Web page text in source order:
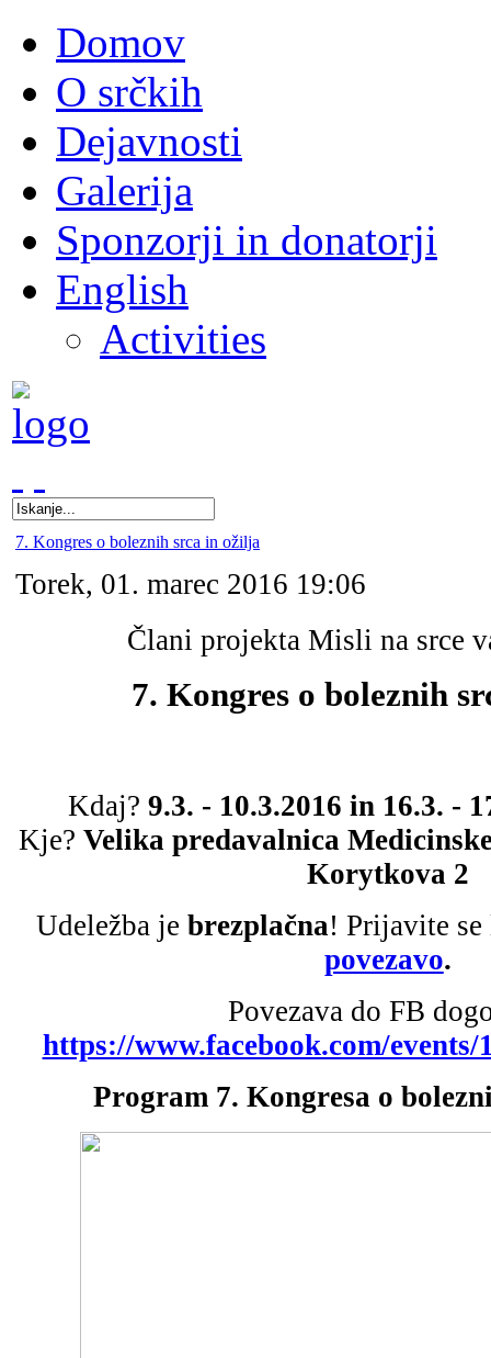
Domov
O srčkih
Dejavnosti
Galerija
Sponzorji in donatorji
English
Activities
7. Kongres o boleznih srca in ožilja
Torek, 01. marec 2016 19:06
Člani projekta Misli na srce
7. Kongres o boleznih
Kdaj? 9.3. - 10.3.2016 in 16.3. -
Kje? Velika predavalnica
Korytkova 2
Udeležba je brezplačna! Prijavite
povezavo.
Povezava do FB
https://www.facebook.com/events/
Program 7. Kongresa o